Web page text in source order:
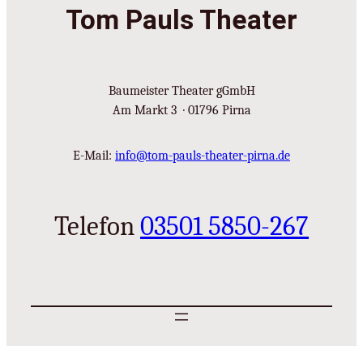
Tom Pauls Theater
Baumeister Theater gGmbH
Am Markt 3 · 01796 Pirna
E-Mail: info@tom-pauls-theater-pirna.de
Telefon03501 5850-267